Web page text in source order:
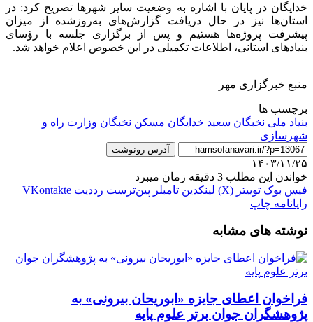
خدایگان در پایان با اشاره به وضعیت سایر شهرها تصریح کرد: در
استان‌ها نیز در حال دریافت گزارش‌های به‌روزشده از میزان
پیشرفت پروژه‌ها هستیم و پس از برگزاری جلسه با رؤسای
بنیادهای استانی، اطلاعات تکمیلی در این خصوص اعلام خواهد شد.
منبع خبرگزاری مهر
برچسب ها
بنیاد ملی نخبگان سعید خدایگان مسکن نخبگان وزارت راه و
شهرسازی
آدرس رونوشت
۱۴۰۳/۱۱/۲۵
خواندن این مطلب 3 دقیقه زمان میبرد
فیس بوک توییتر (X) لینکدین ‫تامبلر ‫پین‌ترست ‫رددیت ‫VKontakte
رایانامه چاپ
نوشته های مشابه
فراخوان اعطای جایزه «ابوریحان بیرونی» به
پژوهشگران جوان برتر علوم پایه